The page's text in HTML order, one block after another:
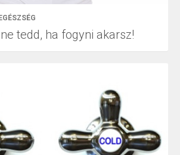
EGÉSZSÉG
tedd, ha fogyni akarsz!